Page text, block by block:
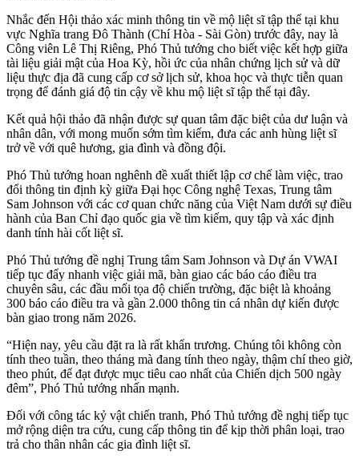
Nhắc đến Hội thảo xác minh thông tin về mộ liệt sĩ tập thể tại khu
vực Nghĩa trang Đô Thành (Chí Hòa - Sài Gòn) trước đây, nay là
Công viên Lê Thị Riêng, Phó Thủ tướng cho biết việc kết hợp giữa
tài liệu giải mật của Hoa Kỳ, hồi ức của nhân chứng lịch sử và dữ
liệu thực địa đã cung cấp cơ sở lịch sử, khoa học và thực tiễn quan
trọng để đánh giá độ tin cậy về khu mộ liệt sĩ tập thể tại đây.
Kết quả hội thảo đã nhận được sự quan tâm đặc biệt của dư luận và
nhân dân, với mong muốn sớm tìm kiếm, đưa các anh hùng liệt sĩ
trở về với quê hương, gia đình và đồng đội.
Phó Thủ tướng hoan nghênh đề xuất thiết lập cơ chế làm việc, trao
đổi thông tin định kỳ giữa Đại học Công nghệ Texas, Trung tâm
Sam Johnson với các cơ quan chức năng của Việt Nam dưới sự điều
hành của Ban Chỉ đạo quốc gia về tìm kiếm, quy tập và xác định
danh tính hài cốt liệt sĩ.
Phó Thủ tướng đề nghị Trung tâm Sam Johnson và Dự án VWAI
tiếp tục đẩy nhanh việc giải mã, bàn giao các báo cáo điều tra
chuyên sâu, các đầu mối tọa độ chiến trường, đặc biệt là khoảng
300 báo cáo điều tra và gần 2.000 thông tin cá nhân dự kiến được
bàn giao trong năm 2026.
“Hiện nay, yêu cầu đặt ra là rất khẩn trương. Chúng tôi không còn
tính theo tuần, theo tháng mà đang tính theo ngày, thậm chí theo giờ,
theo phút, để đạt được mục tiêu cao nhất của Chiến dịch 500 ngày
đêm”, Phó Thủ tướng nhấn mạnh.
Đối với công tác kỷ vật chiến tranh, Phó Thủ tướng đề nghị tiếp tục
mở rộng diện tra cứu, cung cấp thông tin để kịp thời phân loại, trao
trả cho thân nhân các gia đình liệt sĩ.